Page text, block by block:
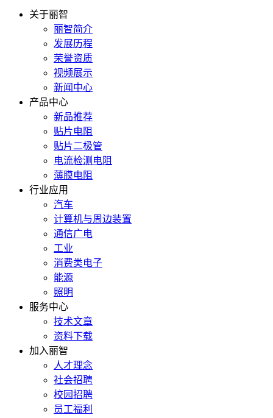
关于丽智
丽智简介
发展历程
荣誉资质
视频展示
新闻中心
产品中心
新品推荐
贴片电阻
贴片二极管
电流检测电阻
薄膜电阻
行业应用
汽车
计算机与周边装置
通信广电
工业
消费类电子
能源
照明
服务中心
技术文章
资料下载
加入丽智
人才理念
社会招聘
校园招聘
员工福利